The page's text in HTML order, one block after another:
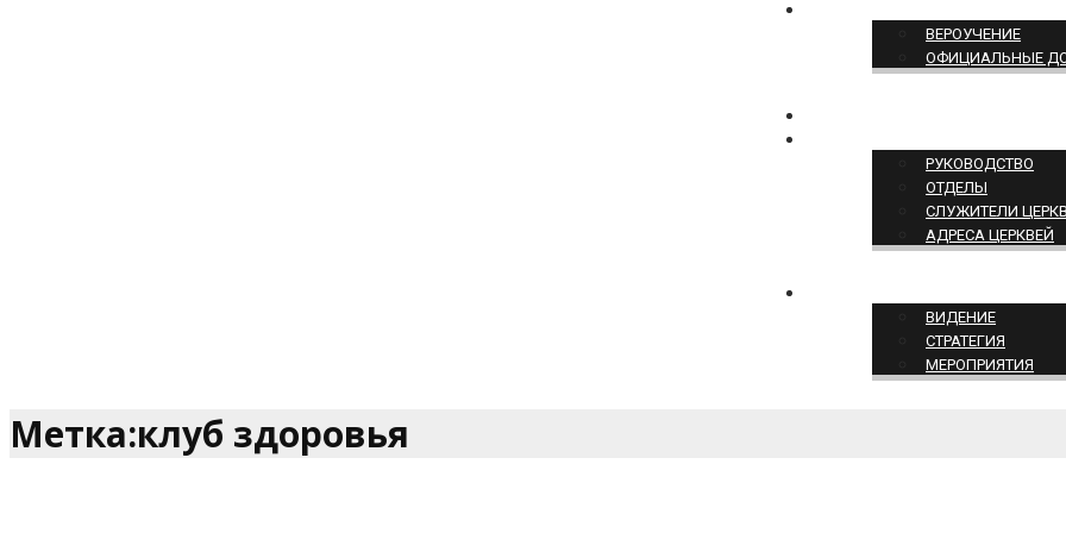
ВЕРОУЧЕНИЕ
ОФИЦИАЛЬНЫЕ
РУКОВОДСТВО
ОТДЕЛЫ
СЛУЖИТЕЛИ
АДРЕСА ЦЕРКВЕЙ
ВИДЕНИЕ
СТРАТЕГИЯ
МЕРОПРИЯТИЯ
Метка:клуб здоровья